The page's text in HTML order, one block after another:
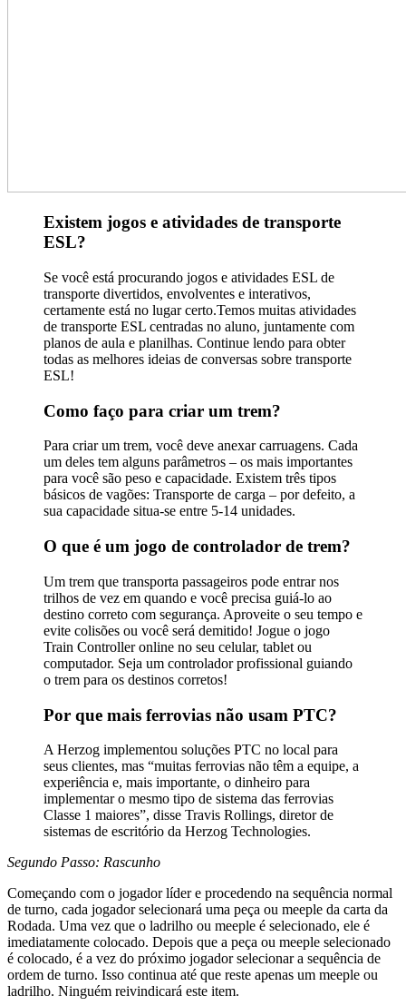
Existem jogos e atividades de transporte
ESL?
Se você está procurando jogos e atividades ESL de
transporte divertidos, envolventes e interativos,
certamente está no lugar certo.Temos muitas atividades
de transporte ESL centradas no aluno, juntamente com
planos de aula e planilhas. Continue lendo para obter
todas as melhores ideias de conversas sobre transporte
ESL!
Como faço para criar um trem?
Para criar um trem, você deve anexar carruagens. Cada
um deles tem alguns parâmetros – os mais importantes
para você são peso e capacidade. Existem três tipos
básicos de vagões: Transporte de carga – por defeito, a
sua capacidade situa-se entre 5-14 unidades.
O que é um jogo de controlador de trem?
Um trem que transporta passageiros pode entrar nos
trilhos de vez em quando e você precisa guiá-lo ao
destino correto com segurança. Aproveite o seu tempo e
evite colisões ou você será demitido! Jogue o jogo
Train Controller online no seu celular, tablet ou
computador. Seja um controlador profissional guiando
o trem para os destinos corretos!
Por que mais ferrovias não usam PTC?
A Herzog implementou soluções PTC no local para
seus clientes, mas “muitas ferrovias não têm a equipe, a
experiência e, mais importante, o dinheiro para
implementar o mesmo tipo de sistema das ferrovias
Classe 1 maiores”, disse Travis Rollings, diretor de
sistemas de escritório da Herzog Technologies.
Segundo Passo: Rascunho
Começando com o jogador líder e procedendo na sequência normal
de turno, cada jogador selecionará uma peça ou meeple da carta da
Rodada. Uma vez que o ladrilho ou meeple é selecionado, ele é
imediatamente colocado. Depois que a peça ou meeple selecionado
é colocado, é a vez do próximo jogador selecionar a sequência de
ordem de turno. Isso continua até que reste apenas um meeple ou
ladrilho. Ninguém reivindicará este item.